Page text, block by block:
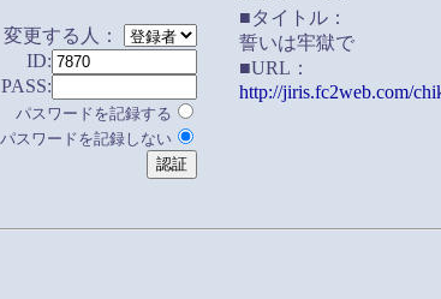
変更する人：
ID:
PASS:
パスワードを記録する
パスワードを記録しない
■タイトル：
誓いは牢獄で
■URL：
http://jiris.fc2web.com/